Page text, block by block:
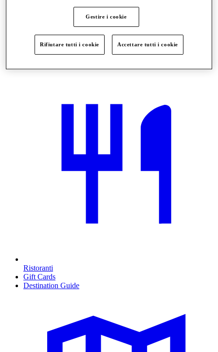
Ristoranti
Gift Cards
Destination Guide
Gestire i cookie
Rifiutare tutti i cookie Accettare tutti i cookie